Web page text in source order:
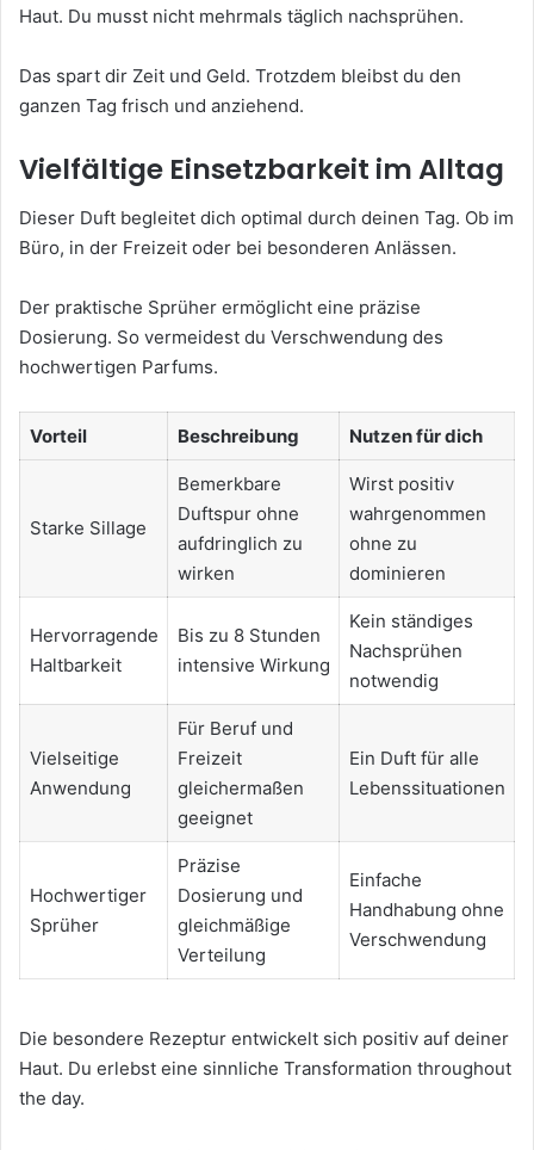
Haut. Du musst nicht mehrmals täglich nachsprühen.
Das spart dir Zeit und Geld. Trotzdem bleibst du den
ganzen Tag frisch und anziehend.
Vielfältige Einsetzbarkeit im Alltag
Dieser Duft begleitet dich optimal durch deinen Tag. Ob im
Büro, in der Freizeit oder bei besonderen Anlässen.
Der praktische Sprüher ermöglicht eine präzise
Dosierung. So vermeidest du Verschwendung des
hochwertigen Parfums.
Vorteil Beschreibung Nutzen für dich
Starke Sillage
Bemerkbare
Duftspur ohne
aufdringlich zu
wirken
Wirst positiv
wahrgenommen
ohne zu
dominieren
Hervorragende
Haltbarkeit
Bis zu 8 Stunden
intensive Wirkung
Kein ständiges
Nachsprühen
notwendig
Vielseitige
Anwendung
Für Beruf und
Freizeit
gleichermaßen
geeignet
Ein Duft für alle
Lebenssituationen
Hochwertiger
Sprüher
Präzise
Dosierung und
gleichmäßige
Verteilung
Einfache
Handhabung ohne
Verschwendung
Die besondere Rezeptur entwickelt sich positiv auf deiner
Haut. Du erlebst eine sinnliche Transformation throughout
the day.